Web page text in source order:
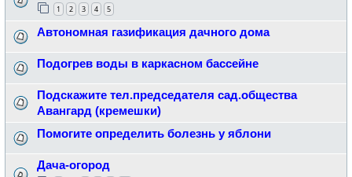
1 2 3 4 5
Автономная газификация дачного дома
Подогрев воды в каркасном бассейне
Подскажите тел.председателя сад.общества
Авангард (кремешки)
Помогите определить болезнь у яблони
Дача-огород